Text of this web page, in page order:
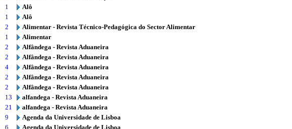
1
Alô
1
Alô
2
Alimentar - Revista Técnico-Pedagógica do Sector Alimentar
1
Alimentar
2
Alfândega - Revista Aduaneira
2
Alfândega - Revista Aduaneira
4
Alfândega - Revista Aduaneira
2
Alfândega - Revista Aduaneira
2
Alfândega - Revista Aduaneira
13
alfandega - Revista Aduaneira
21
alfandega - Revista Aduaneira
9
Agenda da Universidade de Lisboa
6
Agenda da Universidade de Lisboa